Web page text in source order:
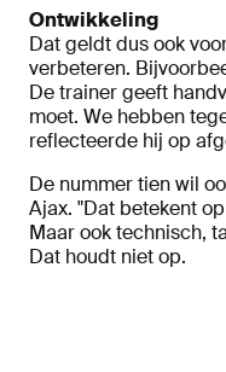
Ontwikkeling
Dat geldt dus ook
verbeteren.
De trainer geeft
moet. We hebben
reflecteerde hij op
De nummer tien wil
Ajax. "Dat betekent
Maar ook technisch,
Dat houdt niet op.